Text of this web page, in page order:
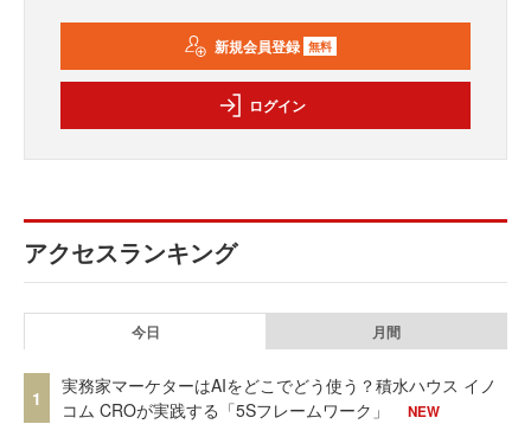
新規会員登録 無料
ログイン
アクセスランキング
今日 月間
1
実務家マーケターはAIをどこでどう使う？積水ハウス イノ
コム CROが実践する「5Sフレームワーク」
NEW